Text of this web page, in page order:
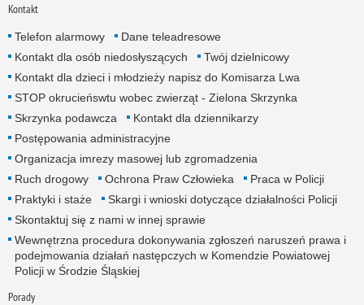
Kontakt
Telefon alarmowy
Dane teleadresowe
Kontakt dla osób niedosłyszących
Twój dzielnicowy
Kontakt dla dzieci i młodzieży napisz do Komisarza Lwa
STOP okrucieńswtu wobec zwierząt - Zielona Skrzynka
Skrzynka podawcza
Kontakt dla dziennikarzy
Postępowania administracyjne
Organizacja imrezy masowej lub zgromadzenia
Ruch drogowy
Ochrona Praw Człowieka
Praca w Policji
Praktyki i staże
Skargi i wnioski dotyczące działalności Policji
Skontaktuj się z nami w innej sprawie
Wewnętrzna procedura dokonywania zgłoszeń naruszeń prawa i
podejmowania działań następczych w Komendzie Powiatowej
Policji w Środzie Śląskiej
Porady